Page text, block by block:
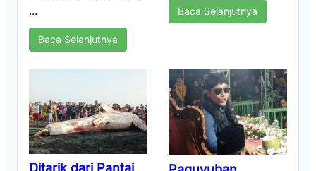
...
Baca Selanjutnya
Baca Selanjutnya
Ditarik dari Pantai